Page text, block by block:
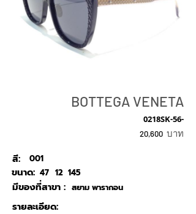
BOTTEGA VENETA
0218SK-56-
20,600 บาท
สี:
001
47
ขนาด: 12 145
สยาม พารากอน
มีของที่สาขา :
รายละเอียด: